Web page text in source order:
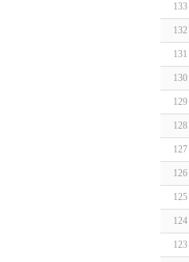
133
132
131
130
129
128
127
126
125
124
123